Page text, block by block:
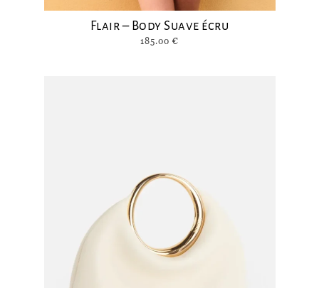
Flair – Body Suave écru
185.00 €